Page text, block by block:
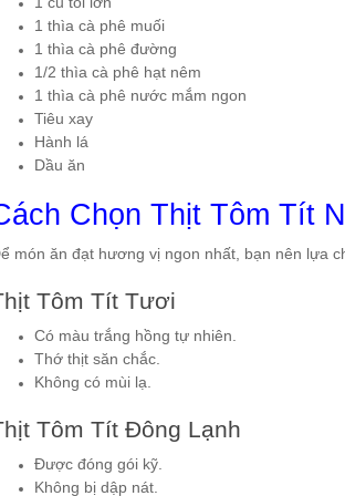
1 thìa cà phê muối
1 thìa cà phê đường
1/2 thìa cà phê hạt nêm
1 thìa cà phê nước mắm ngon
Tiêu xay
Hành lá
Dầu ăn
Chọn Thịt Tôm Tít
món ăn đạt hương vị ngon nhất, bạn nên lựa
Tôm Tít Tươi
Có màu trắng hồng tự nhiên.
Thớ thịt săn chắc.
Không có mùi lạ.
Tôm Tít Đông Lạnh
Được đóng gói kỹ.
Không bị dập nát.